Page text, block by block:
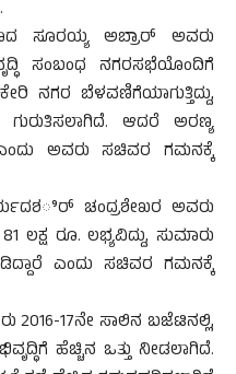
ಸೂರಯ್ಯ ಅಬ್ರಾರ್ ಅವರು
ಸಂಬಂಧ ನಗರಸಭೆಯೊಂದಿಗೆ
ನಗರ ಬೆಳವಣಿಗೆಯಾಗುತ್ತಿದ್ದು,
ಆದರೆ ಅರಣ್ಯ
ಅವರು ಸಚಿವರ ಗಮನಕ್ಕೆ
ಚಂದ್ರಶೇಖರ ಅವರು
ರೂ. ಲಭ್ಯವಿದ್ದು, ಸುಮಾರು
ಎಂದು ಸಚಿವರ ಗಮನಕ್ಕೆ
2016-17ನೇ ಸಾಲಿನ ಬಜೆಟಿನಲ್ಲಿ,
ಹೆಚ್ಚಿನ ಒತ್ತು ನೀಡಲಾಗಿದೆ.